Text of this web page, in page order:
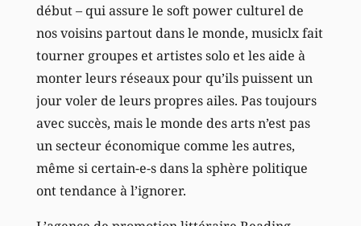
début – qui assure le soft power culturel de
nos voisins partout dans le monde, musiclx fait
tourner groupes et artistes solo et les aide à
monter leurs réseaux pour qu’ils puissent un
jour voler de leurs propres ailes. Pas toujours
avec succès, mais le monde des arts n’est pas
un secteur économique comme les autres,
même si certain-e-s dans la sphère politique
ont tendance à l’ignorer.